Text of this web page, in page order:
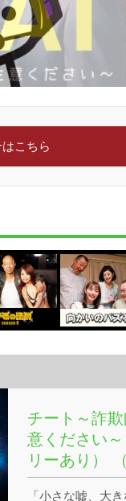
こちら
チート～詐
意ください
リーあり）
「小さな嘘、大